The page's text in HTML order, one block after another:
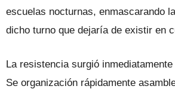
escuelas nocturnas, enmascarando
dicho turno que dejaría de existir en
La resistencia surgió
Se organización rápidamente